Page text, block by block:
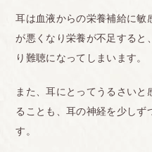
耳は血液からの栄養補給に敏
が悪くなり栄養が不足すると
り難聴になってしまいます。
また、耳にとってうるさい
ることも、耳の神経を少し
す。